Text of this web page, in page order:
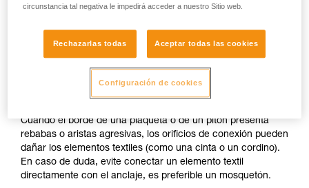
Rebabas y aristas agresivas
Cuando el borde de una plaqueta o de un pitón presenta
rebabas o aristas agresivas, los orificios de conexión pueden
dañar los elementos textiles (como una cinta o un cordino).
En caso de duda, evite conectar un elemento textil
directamente con el anclaje, es preferible un mosquetón.
circunstancia tal negativa le impedirá acceder a nuestro Sitio web.
Rechazarlas todas Aceptar todas las cookies
Configuración de cookies